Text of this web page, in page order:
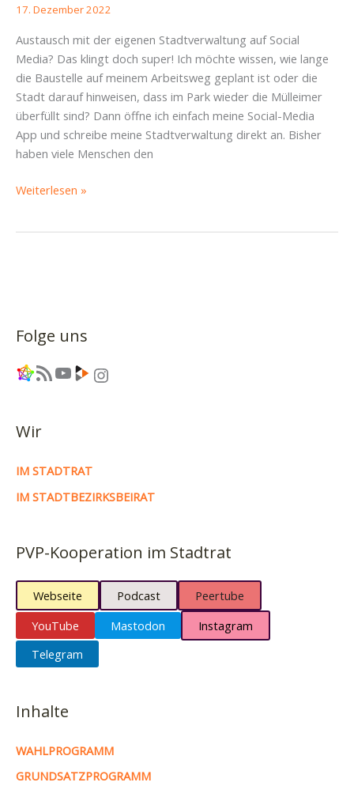
17. Dezember 2022
Austausch mit der eigenen Stadtverwaltung auf Social
Media? Das klingt doch super! Ich möchte wissen, wie lange
die Baustelle auf meinem Arbeitsweg geplant ist oder die
Stadt darauf hinweisen, dass im Park wieder die Mülleimer
überfüllt sind? Dann öffne ich einfach meine Social-Media
App und schreibe meine Stadtverwaltung direkt an. Bisher
haben viele Menschen den
Dresden
Weiterlesen »
Folge uns
Link RSS-Feed YouTube Link Instagram
Wir
IM STADTRAT
IM STADTBEZIRKSBEIRAT
PVP-Kooperation im Stadtrat
Webseite Podcast
Peertube
YouTube
Mastodon
Instagram
Telegram
Inhalte
WAHLPROGRAMM
GRUNDSATZPROGRAMM